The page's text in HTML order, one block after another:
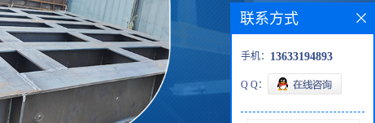
联系方式
手机： 13633194893
Q Q：